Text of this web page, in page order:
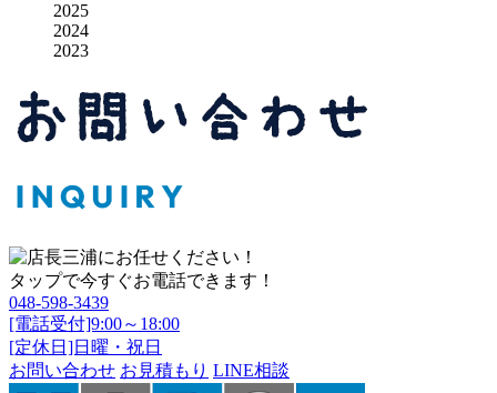
2025
2024
2023
タップで今すぐお電話できます！
048-598-3439
[電話受付]9:00～18:00
[定休日]日曜・祝日
お問い合わせ お見積もり LINE相談